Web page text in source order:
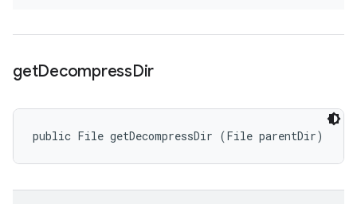
getDecompressDir
public File getDecompressDir (File parentDir)